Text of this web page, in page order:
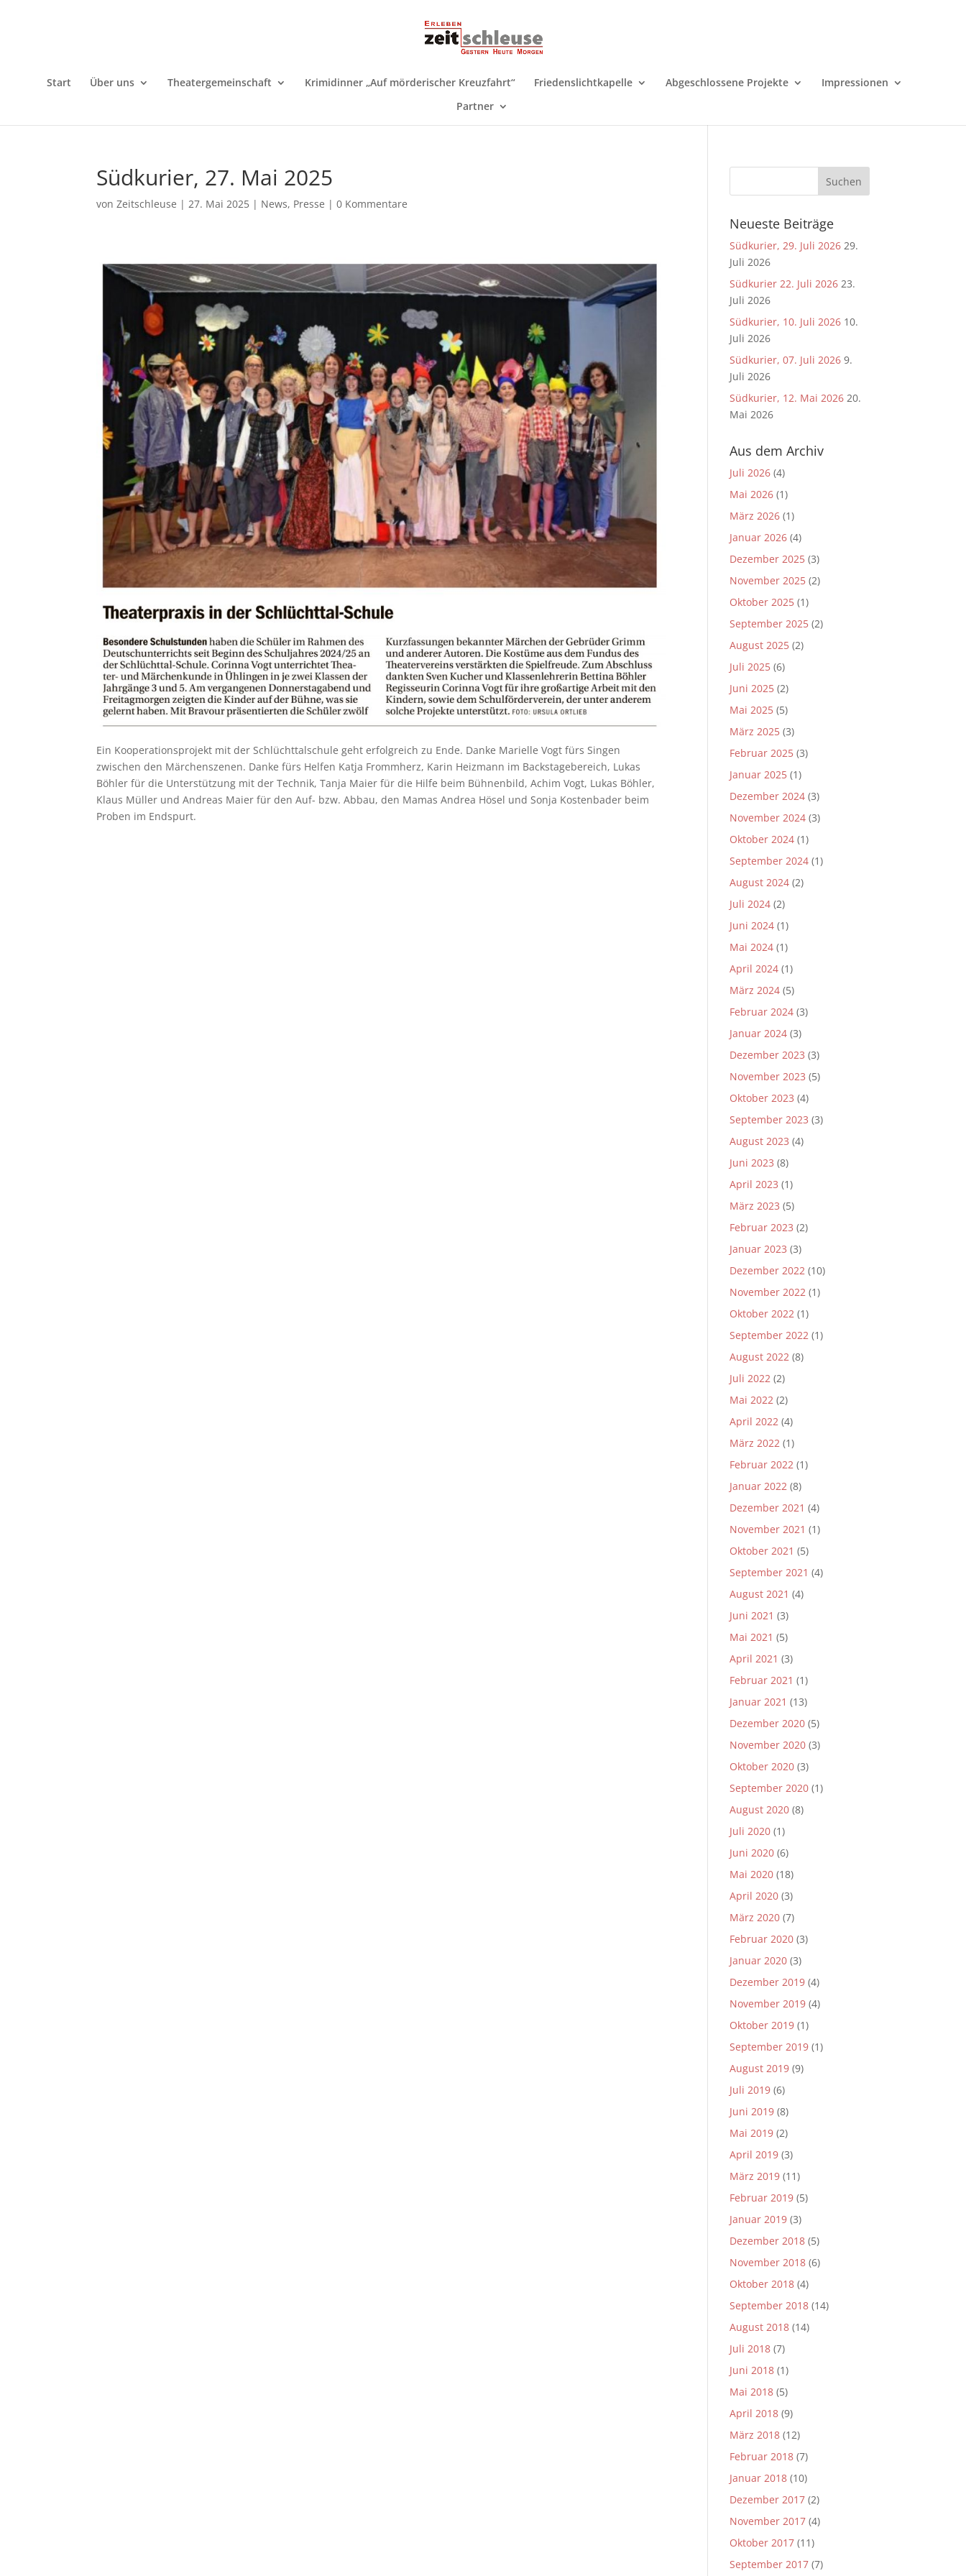
Start Über uns Theatergemeinschaft Krimidinner „Auf mörderischer Kreuzfahrt“ Friedenslichtkapelle Abgeschlossene Projekte
Impressionen
Partner
Südkurier, 27. Mai 2025
vonZeitschleuse |27. Mai 2025 | News, Presse |0 Kommentare
Ein Kooperationsprojekt mit der Schlüchttalschule geht erfolgreich zu Ende. Danke Marielle Vogt fürs Singen
zwischen den Märchenszenen. Danke fürs Helfen Katja Frommherz, Karin Heizmann im Backstagebereich, Lukas
Böhler für die Unterstützung mit der Technik, Tanja Maier für die Hilfe beim Bühnenbild, Achim Vogt, Lukas Böhler,
Klaus Müller und Andreas Maier für den Auf- bzw. Abbau, den Mamas Andrea Hösel und Sonja Kostenbader beim
Proben im Endspurt.
Neueste Beiträge
Südkurier, 29. Juli 2026 29.
Juli 2026
Südkurier 22. Juli 2026 23.
Juli 2026
Südkurier, 10. Juli 2026 10.
Juli 2026
Südkurier, 07. Juli 2026 9.
Juli 2026
Südkurier, 12. Mai 2026 20.
Mai 2026
Aus dem Archiv
Juli 2026 (4)
Mai 2026 (1)
März 2026 (1)
Januar 2026 (4)
Dezember 2025 (3)
November 2025 (2)
Oktober 2025 (1)
September 2025 (2)
August 2025 (2)
Juli 2025 (6)
Juni 2025 (2)
Mai 2025 (5)
März 2025 (3)
Februar 2025 (3)
Januar 2025 (1)
Dezember 2024 (3)
November 2024 (3)
Oktober 2024 (1)
September 2024 (1)
August 2024 (2)
Juli 2024 (2)
Juni 2024 (1)
Mai 2024 (1)
April 2024 (1)
März 2024 (5)
Februar 2024 (3)
Januar 2024 (3)
Dezember 2023 (3)
November 2023 (5)
Oktober 2023 (4)
September 2023 (3)
August 2023 (4)
Juni 2023 (8)
April 2023 (1)
März 2023 (5)
Februar 2023 (2)
Januar 2023 (3)
Dezember 2022 (10)
November 2022 (1)
Oktober 2022 (1)
September 2022 (1)
August 2022 (8)
Juli 2022 (2)
Mai 2022 (2)
April 2022 (4)
März 2022 (1)
Februar 2022 (1)
Januar 2022 (8)
Dezember 2021 (4)
November 2021 (1)
Oktober 2021 (5)
September 2021 (4)
August 2021 (4)
Juni 2021 (3)
Mai 2021 (5)
April 2021 (3)
Februar 2021 (1)
Januar 2021 (13)
Dezember 2020 (5)
November 2020 (3)
Oktober 2020 (3)
September 2020 (1)
August 2020 (8)
Juli 2020 (1)
Juni 2020 (6)
Mai 2020 (18)
April 2020 (3)
März 2020 (7)
Februar 2020 (3)
Januar 2020 (3)
Dezember 2019 (4)
November 2019 (4)
Oktober 2019 (1)
September 2019 (1)
August 2019 (9)
Juli 2019 (6)
Juni 2019 (8)
Mai 2019 (2)
April 2019 (3)
März 2019 (11)
Februar 2019 (5)
Januar 2019 (3)
Dezember 2018 (5)
November 2018 (6)
Oktober 2018 (4)
September 2018 (14)
August 2018 (14)
Juli 2018 (7)
Juni 2018 (1)
Mai 2018 (5)
April 2018 (9)
März 2018 (12)
Februar 2018 (7)
Januar 2018 (10)
Dezember 2017 (2)
November 2017 (4)
Oktober 2017 (11)
September 2017 (7)